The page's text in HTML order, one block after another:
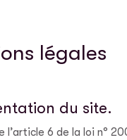
légales
du site.
l’article 6 de la loi n°